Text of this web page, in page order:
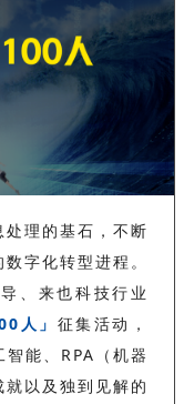
理的基石，不断
字化转型进程。
、来也科技行业
人」 征集活动，
能、RPA（机器
以及独到见解的